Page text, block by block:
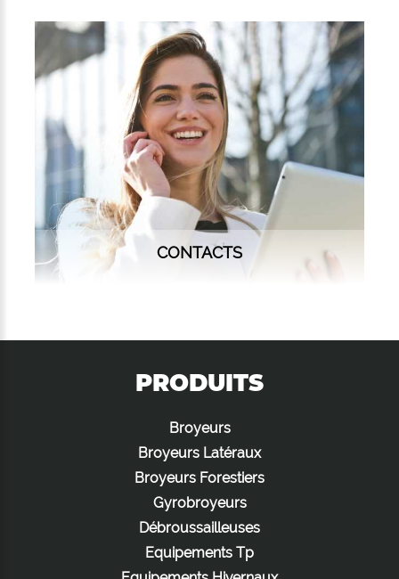
CONTACTS
PRODUITS
Broyeurs
Broyeurs Latéraux
Broyeurs Forestiers
Gyrobroyeurs
Débroussailleuses
Equipements Tp